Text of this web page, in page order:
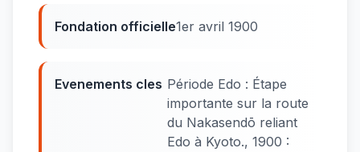
Fondation officielle1er avril 1900
Evenements cles Période Edo : Étape
importante sur la route
du Nakasendō reliant
Edo à Kyoto., 1900 :